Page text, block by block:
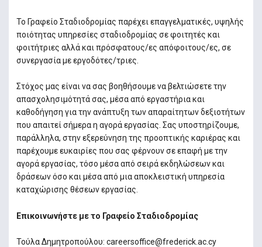
Το Γραφείο Σταδιοδρομίας παρέχει επαγγελματικές, υψηλής
ποιότητας υπηρεσίες σταδιοδρομίας σε φοιτητές και
φοιτήτριες αλλά και πρόσφατους/ες απόφοιτους/ες, σε
συνεργασία με εργοδότες/τριες.
Στόχος μας είναι να σας βοηθήσουμε να βελτιώσετε την
απασχολησιµότητά σας, μέσα από εργαστήρια και
καθοδήγηση για την ανάπτυξη των απαραίτητων δεξιοτήτων
που απαιτεί σήμερα η αγορά εργασίας. Σας υποστηρίζουμε,
παράλληλα, στην εξερεύνηση της προοπτικής καριέρας και
παρέχουμε ευκαιρίες που σας φέρνουν σε επαφή με την
αγορά εργασίας, τόσο μέσα από σειρά εκδηλώσεων και
δράσεων όσο και μέσα από μια αποκλειστική υπηρεσία
καταχώρισης θέσεων εργασίας.
Επικοινωνήστε με το Γραφείο Σταδιοδρομίας
Τούλα Δημητροπούλου: careersoffice@frederick.ac.cy